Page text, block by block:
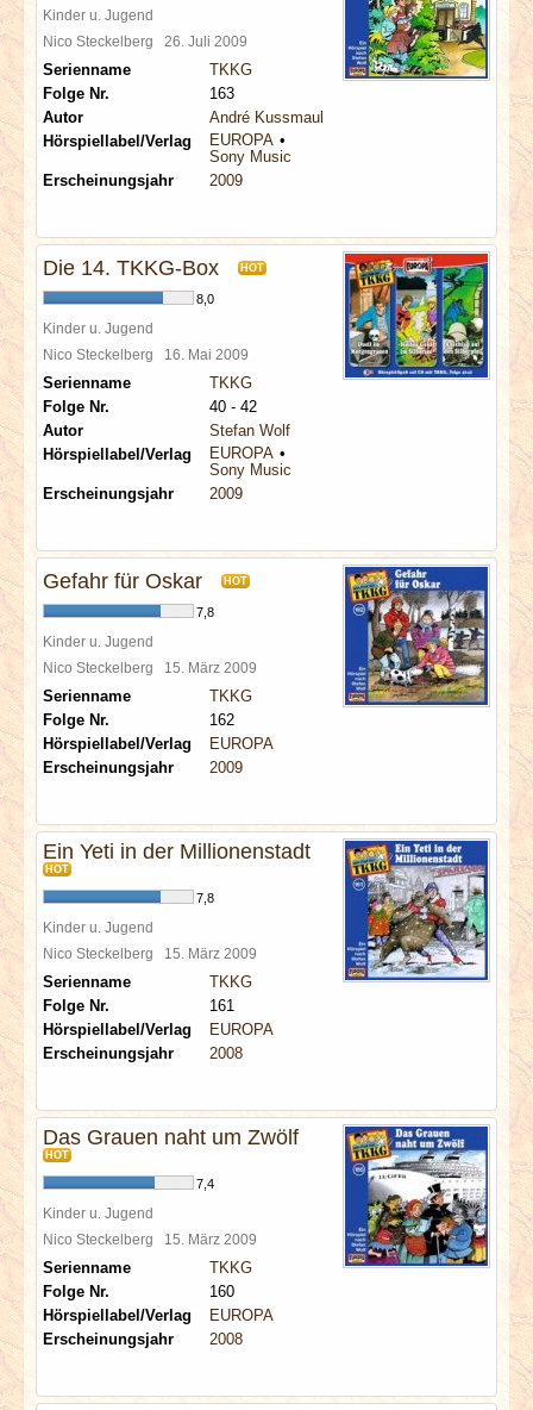
Kinder u. Jugend
Nico Steckelberg 26. Juli 2009
Serienname
TKKG
Folge Nr.
163
Autor
André Kussmaul
Hörspiellabel/Verlag
EUROPA
Sony Music
Erscheinungsjahr
2009
Die 14. TKKG-Box HOT
8,0
Kinder u. Jugend
Nico Steckelberg 16. Mai 2009
Serienname
TKKG
Folge Nr.
40 - 42
Autor
Stefan Wolf
Hörspiellabel/Verlag
EUROPA
Sony Music
Erscheinungsjahr
2009
Gefahr für Oskar HOT
7,8
Kinder u. Jugend
Nico Steckelberg 15. März 2009
Serienname
TKKG
Folge Nr.
162
Hörspiellabel/Verlag
EUROPA
Erscheinungsjahr
2009
Ein Yeti in der Millionenstadt
HOT
7,8
Kinder u. Jugend
Nico Steckelberg 15. März 2009
Serienname
TKKG
Folge Nr.
161
Hörspiellabel/Verlag
EUROPA
Erscheinungsjahr
2008
Das Grauen naht um Zwölf
HOT
7,4
Kinder u. Jugend
Nico Steckelberg 15. März 2009
Serienname
TKKG
Folge Nr.
160
Hörspiellabel/Verlag
EUROPA
Erscheinungsjahr
2008